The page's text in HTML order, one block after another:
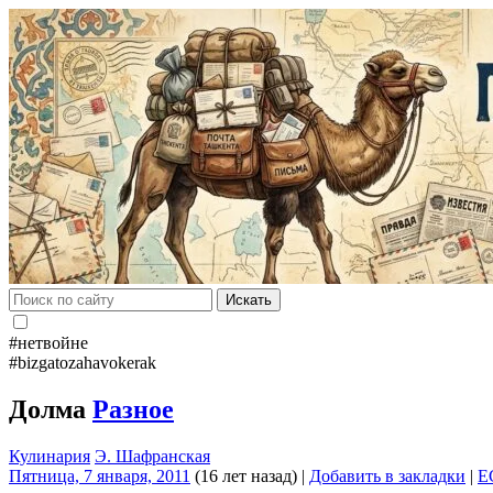
Искать
#нетвойне
#bizgatozahavokerak
Долма Разное
Кулинария Э. Шафранская
Пятница, 7 января, 2011 (16 лет назад) | Добавить в закладки |